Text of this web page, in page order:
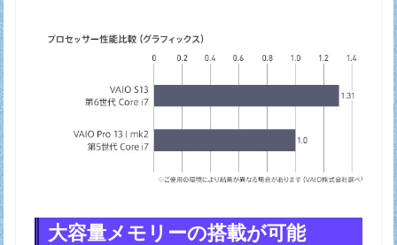
大容量メモリーの搭載が可能